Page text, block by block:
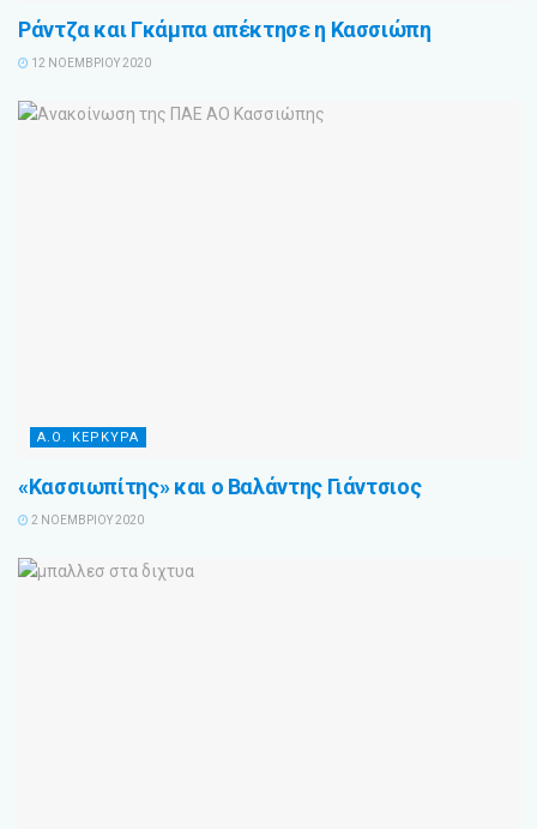
Ράντζα και Γκάμπα απέκτησε η Κασσιώπη
12 ΝΟΕΜΒΡΊΟΥ 2020
Α.Ο. ΚΕΡΚΥΡΑ
«Κασσιωπίτης» και ο Βαλάντης Γιάντσιος
2 ΝΟΕΜΒΡΊΟΥ 2020